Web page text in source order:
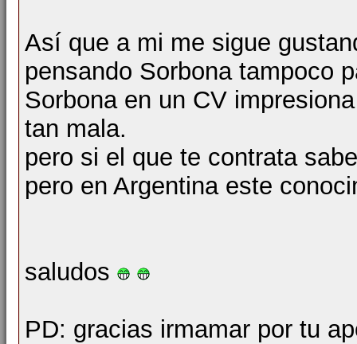
Así que a mi me sigue
pensando Sorbona tampoco
Sorbona en un CV
tan mala.
pero si el que te contrata
pero en Argentina este
saludos
PD: gracias irmamar por tu